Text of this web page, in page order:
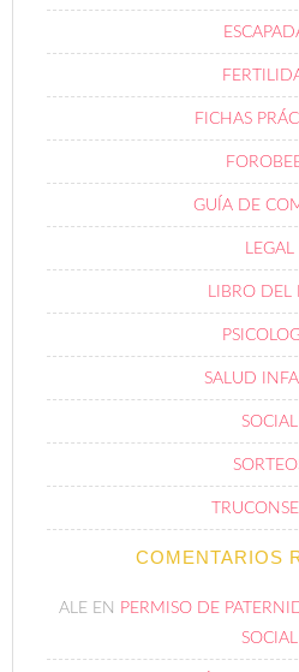
FICHAS
GUÍA DE
LEGAL
LIBRO DEL
SALUD
SOCIAL
COMENTARIOS
ALE EN PERMISO DE
SOCIAL